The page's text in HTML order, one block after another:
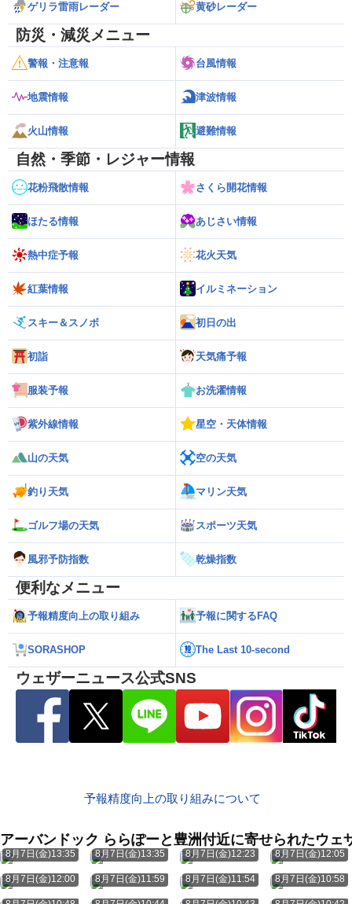
ゲリラ雷雨レーダー 黄砂レーダー
防災・減災メニュー
警報・注意報 台風情報
地震情報 津波情報
火山情報 避難情報
自然・季節・レジャー情報
花粉飛散情報 さくら開花情報
ほたる情報 あじさい情報
熱中症予報 花火天気
紅葉情報 イルミネーション
スキー＆スノボ 初日の出
初詣 天気痛予報
服装予報 お洗濯情報
紫外線情報 星空・天体情報
山の天気 空の天気
釣り天気 マリン天気
ゴルフ場の天気 スポーツ天気
風邪予防指数 乾燥指数
便利なメニュー
予報精度向上の取り組み 予報に関するFAQ
SORASHOP The Last 10-second
ウェザーニュース公式SNS
予報精度向上の取り組みについて
アーバンドック ららぽーと豊洲付近に寄せられたウェ
8月7日(金)13:35 8月7日(金)13:35 8月7日(金)12:23 8月7日(金)12:05
8月7日(金)12:00 8月7日(金)11:59 8月7日(金)11:54 8月7日(金)10:58